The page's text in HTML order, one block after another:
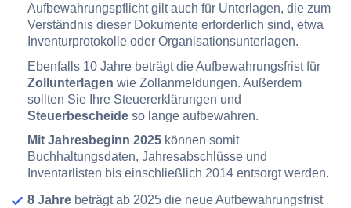
Aufbewahrungspflicht gilt auch für Unterlagen, die zum
Verständnis dieser Dokumente erforderlich sind, etwa
Inventurprotokolle oder Organisationsunterlagen.
Ebenfalls 10 Jahre beträgt die Aufbewahrungsfrist für
Zollunterlagen wie Zollanmeldungen. Außerdem
sollten Sie Ihre Steuererklärungen und
Steuerbescheide so lange aufbewahren.
Mit Jahresbeginn 2025 können somit
Buchhaltungsdaten, Jahresabschlüsse und
Inventarlisten bis einschließlich 2014 entsorgt werden.
8 Jahre beträgt ab 2025 die neue Aufbewahrungsfrist